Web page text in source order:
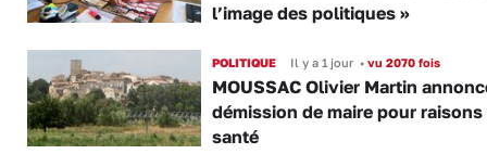
l’image des politiques »
POLITIQUE Il y a 1 jour •vu 2070 fois
MOUSSAC Olivier Martin
démission de maire pour raisons
santé